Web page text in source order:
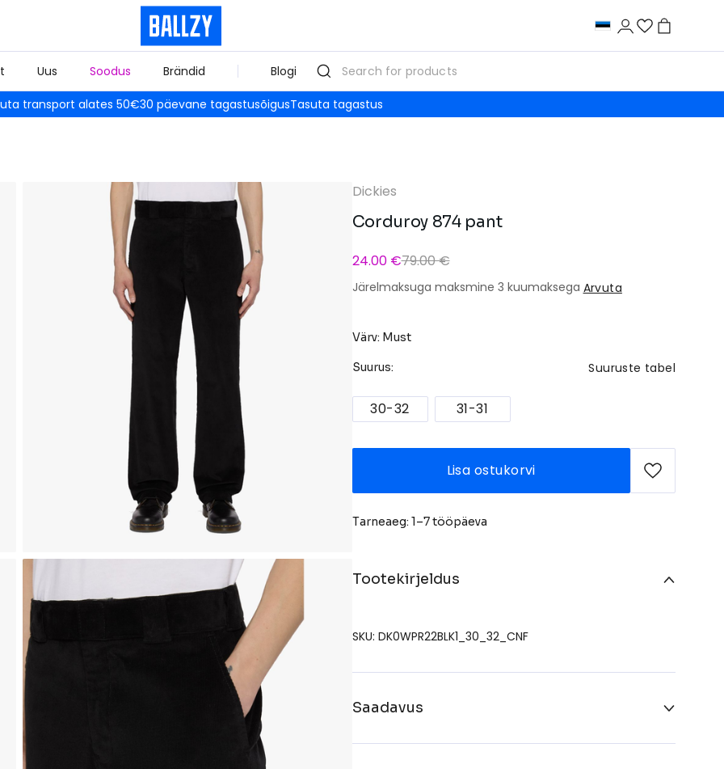
Uus Soodus Brändid Blogi
transport alates 50€30 päevane tagastusõigusTasuta tagastus
Dickies
Corduroy 874 pant
24.00 €79.00 €
Järelmaksuga maksmine 3 kuumaksega Arvuta
Värv: Must
Suurus: Suuruste tabel
30-32 31-31
Lisa ostukorvi
Tarneaeg: 1–7 tööpäeva
Tootekirjeldus
SKU: DK0WPR22BLK1_30_32_CNF
Saadavus